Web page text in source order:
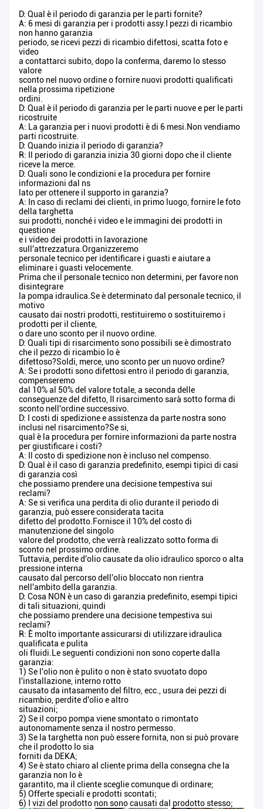
D: Qual è il periodo di garanzia per le parti fornite?
A: 6 mesi di garanzia per i prodotti assy.I pezzi di ricambio
non hanno garanzia
periodo, se ricevi pezzi di ricambio difettosi, scatta foto e
video
a contattarci subito, dopo la conferma, daremo lo stesso
valore
sconto nel nuovo ordine o fornire nuovi prodotti qualificati
nella prossima ripetizione
ordini.
D: Qual è il periodo di garanzia per le parti nuove e per le parti
ricostruite
A: La garanzia per i nuovi prodotti è di 6 mesi.Non vendiamo
parti ricostruite.
D: Quando inizia il periodo di garanzia?
R: Il periodo di garanzia inizia 30 giorni dopo che il cliente
riceve la merce.
D: Quali sono le condizioni e la procedura per fornire
informazioni dal ns
lato per ottenere il supporto in garanzia?
A: In caso di reclami dei clienti, in primo luogo, fornire le foto
della targhetta
sui prodotti, nonché i video e le immagini dei prodotti in
questione
e i video dei prodotti in lavorazione
sull'attrezzatura.Organizzeremo
personale tecnico per identificare i guasti e aiutare a
eliminare i guasti velocemente.
Prima che il personale tecnico non determini, per favore non
disintegrare
la pompa idraulica.Se è determinato dal personale tecnico, il
motivo
causato dai nostri prodotti, restituiremo o sostituiremo i
prodotti per il cliente,
o dare uno sconto per il nuovo ordine.
D: Quali tipi di risarcimento sono possibili se è dimostrato
che il pezzo di ricambio lo è
difettoso?Soldi, merce, uno sconto per un nuovo ordine?
A: Se i prodotti sono difettosi entro il periodo di garanzia,
compenseremo
dal 10% al 50% del valore totale, a seconda delle
conseguenze del difetto, Il risarcimento sarà sotto forma di
sconto nell'ordine successivo.
D: I costi di spedizione e assistenza da parte nostra sono
inclusi nel risarcimento?Se si,
qual è la procedura per fornire informazioni da parte nostra
per giustificare i costi?
A: Il costo di spedizione non è incluso nel compenso.
D: Qual è il caso di garanzia predefinito, esempi tipici di casi
di garanzia così
che possiamo prendere una decisione tempestiva sui
reclami?
A: Se si verifica una perdita di olio durante il periodo di
garanzia, può essere considerata tacita
difetto del prodotto.Fornisce il 10% del costo di
manutenzione del singolo
valore del prodotto, che verrà realizzato sotto forma di
sconto nel prossimo ordine.
Tuttavia, perdite d'olio causate da olio idraulico sporco o alta
pressione interna
causato dal percorso dell'olio bloccato non rientra
nell'ambito della garanzia.
D: Cosa NON è un caso di garanzia predefinito, esempi tipici
di tali situazioni, quindi
che possiamo prendere una decisione tempestiva sui
reclami?
R: È molto importante assicurarsi di utilizzare idraulica
qualificata e pulita
oli fluidi.Le seguenti condizioni non sono coperte dalla
garanzia:
1) Se l'olio non è pulito o non è stato svuotato dopo
l'installazione, interno rotto
causato da intasamento del filtro, ecc., usura dei pezzi di
ricambio, perdite d'olio e altro
situazioni;
2) Se il corpo pompa viene smontato o rimontato
autonomamente senza il nostro permesso.
3) Se la targhetta non può essere fornita, non si può provare
che il prodotto lo sia
forniti da DEKA;
4) Se è stato chiaro al cliente prima della consegna che la
garanzia non lo è
garantito, ma il cliente sceglie comunque di ordinare;
5) Offerte speciali e prodotti scontati;
6) I vizi del prodotto non sono causati dal prodotto stesso;